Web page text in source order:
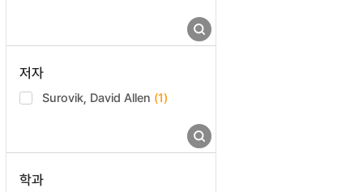
저자
Surovik, David Allen (1)
학과